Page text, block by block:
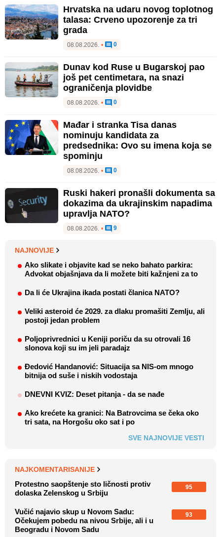
Hrvatska na udaru novog toplotnog
talasa: Crveno upozorenje za tri
grada
08.08.2026. • 0
Dunav kod Ruse u Bugarskoj pao
još pet centimetara, na snazi
ograničenja plovidbe
08.08.2026. • 0
Mađar i stranka Tisa danas
nominuju kandidata za
predsednika: Ovo su imena koja se
spominju
08.08.2026. • 0
Ruski hakeri pronašli dokumenta sa
dokazima da ukrajinskim napadima
upravlja NATO?
08.08.2026. • 9
NAJNOVIJE
Ako slikate i objavite kad se neko bahato parkira:
Advokat objašnjava da li možete biti kažnjeni za to
Da li će Ukrajina ikada postati članica NATO?
Veliki asteroid će 2029. za dlaku promašiti Zemlju, ali
postoji jedan problem
Poljoprivrednici u Keniji poriču da su otrovali 16
slonova koji su im jeli paradajz
Đedović Handanović: Situacija sa NIS-om mnogo
bitnija od suše i niskih vodostaja
DNEVNI KVIZ: Deset pitanja - da se nađe
Ako krećete ka granici: Na Batrovcima se čeka oko
tri sata, na Horgošu oko sat i po
SVE NAJNOVIJE VESTI
NAJKOMENTARISANIJE
Protestno saopštenje sto ličnosti protiv
dolaska Zelenskog u Srbiju
95
Vučić najavio skup u Novom Sadu:
Očekujem pobedu na nivou Srbije, ali i u
Beogradu i Novom Sadu
93